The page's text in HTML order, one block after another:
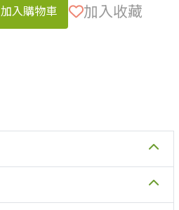
加入購物車 加入收藏